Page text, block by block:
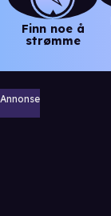
Finn noe å
strømme
Annonse